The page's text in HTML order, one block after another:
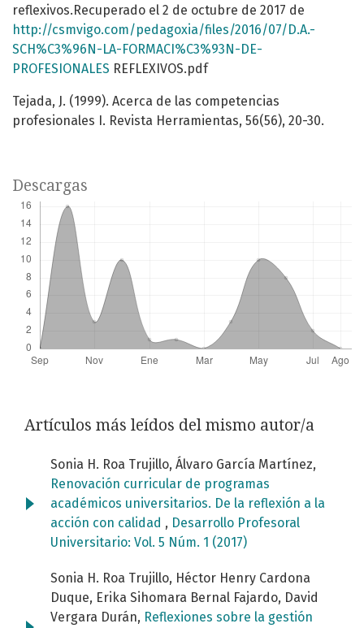
reflexivos.Recuperado el 2 de octubre de 2017 de
http://csmvigo.com/pedagoxia/files/2016/07/D.A.-
SCH%C3%96N-LA-FORMACI%C3%93N-DE-
PROFESIONALES REFLEXIVOS.pdf
Tejada, J. (1999). Acerca de las competencias
profesionales I. Revista Herramientas, 56(56), 20-30.
Descargas
Artículos más leídos del mismo autor/a
Sonia H. Roa Trujillo, Álvaro García Martínez,
Renovación curricular de programas
académicos universitarios. De la reflexión a la
acción con calidad , Desarrollo Profesoral
Universitario: Vol. 5 Núm. 1 (2017)
Sonia H. Roa Trujillo, Héctor Henry Cardona
Duque, Erika Sihomara Bernal Fajardo, David
Vergara Durán, Reflexiones sobre la gestión